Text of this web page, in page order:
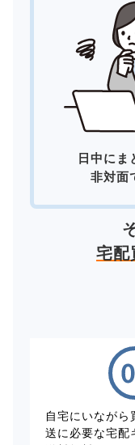
日中にま
非対面
宅配
自宅にいながら
送に必要な宅配